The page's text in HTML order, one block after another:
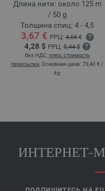
Длина нити: около 125 m
/ 50 g
Толщина спиц: 4 - 4,5
3,67 € РРЦ:4,66 €
4,28 $ РРЦ:5,44 $
без НДС, плюс стоимость
пересылки, Основная цена: 73,40 € /
kg
ИНТЕРНЕТ-